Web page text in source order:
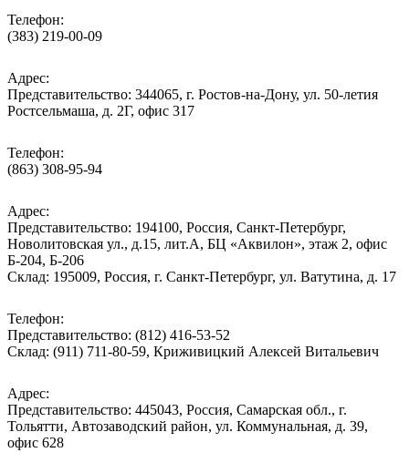
Телефон:
(383) 219-00-09
Адрес:
Представительство: 344065, г. Ростов-на-Дону, ул. 50-летия
Ростсельмаша, д. 2Г, офис 317
Телефон:
(863) 308-95-94
Адрес:
Представительство: 194100, Россия, Санкт-Петербург,
Новолитовская ул., д.15, лит.А, БЦ «Аквилон», этаж 2, офис
Б-204, Б-206
Склад: 195009, Россия, г. Санкт-Петербург, ул. Ватутина, д. 17
Телефон:
Представительство: (812) 416-53-52
Склад: (911) 711-80-59, Криживицкий Алексей Витальевич
Адрес:
Представительство: 445043, Россия, Самарская обл., г.
Тольятти, Автозаводский район, ул. Коммунальная, д. 39,
офис 628